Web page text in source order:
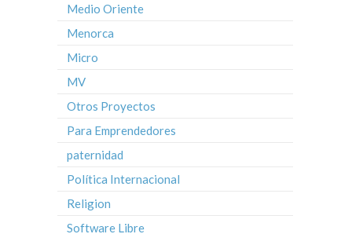
Medio Oriente
Menorca
Micro
MV
Otros Proyectos
Para Emprendedores
paternidad
Política Internacional
Religion
Software Libre